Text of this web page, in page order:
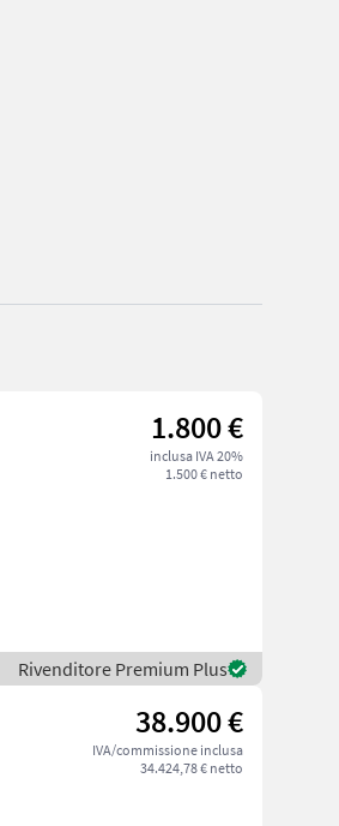
1.800 €
inclusa IVA 20%
1.500 € netto
Rivenditore Premium Plus
38.900 €
IVA/commissione inclusa
34.424,78 € netto